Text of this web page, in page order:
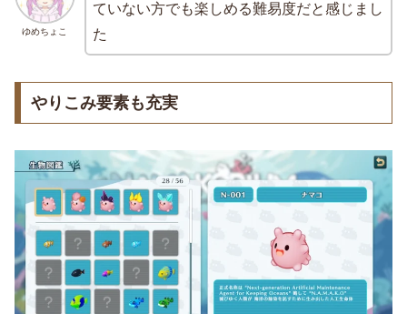
ゆめちょこ
ていない方でも楽しめる難易度だと感じまし
た
やりこみ要素も充実